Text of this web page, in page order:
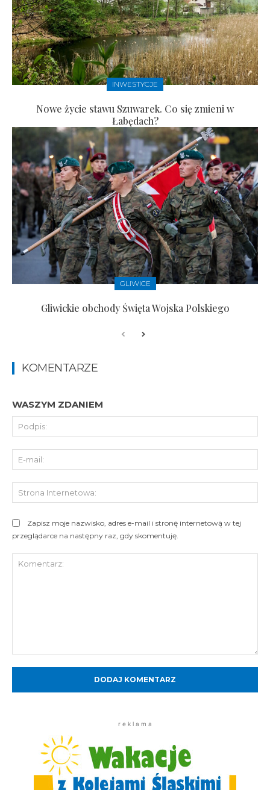
INWESTYCJE
Nowe życie stawu Szuwarek. Co się zmieni w
Łabędach?
GLIWICE
Gliwickie obchody Święta Wojska Polskiego
KOMENTARZE
WASZYM ZDANIEM
Zapisz moje nazwisko, adres e-mail i stronę internetową w tej
przeglądarce na następny raz, gdy skomentuję.
r e k l a m a